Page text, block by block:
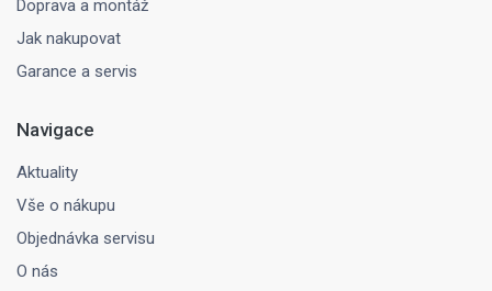
Doprava a montáž
Jak nakupovat
Garance a servis
Navigace
Aktuality
Vše o nákupu
Objednávka servisu
O nás